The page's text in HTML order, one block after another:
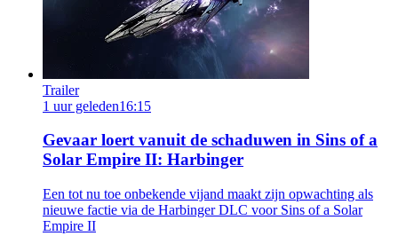
Trailer
1 uur geleden16:15
Gevaar loert vanuit de schaduwen in Sins of a
Solar Empire II: Harbinger
Een tot nu toe onbekende vijand maakt zijn opwachting als
nieuwe factie via de Harbinger DLC voor Sins of a Solar
Empire II